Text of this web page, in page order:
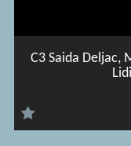
C3 Saida Deljac,